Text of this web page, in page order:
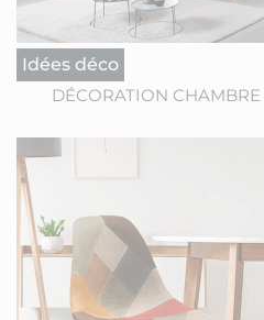
Idées déco
DÉCORATION CHAMBRE